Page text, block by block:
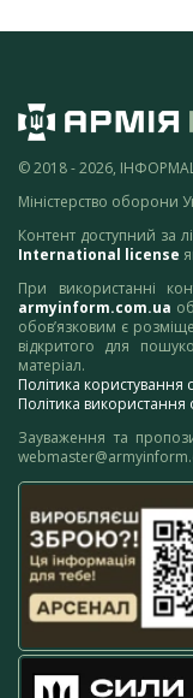
© 2018 - 2026,
Міністерство оборони
Контент доступний за
International license
При використанні
armyinform.com.ua
обов’язковим є
відкритого для
матеріал.
Політика
Політика використання
Зауваження та